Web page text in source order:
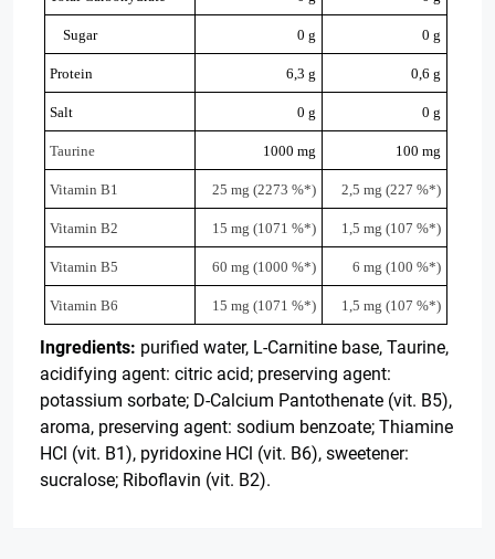
Sugar 0 g 0 g
Protein 6,3 g 0,6 g
Salt 0 g 0 g
Taurine 1000 mg 100 mg
Vitamin B1 25 mg (2273 %*) 2,5 mg (227 %*)
Vitamin B2 15 mg (1071 %*) 1,5 mg (107 %*)
Vitamin B5 60 mg (1000 %*) 6 mg (100 %*)
Vitamin B6 15 mg (1071 %*) 1,5 mg (107 %*)
Ingredients: purified water, L-Carnitine base, Taurine,
acidifying agent: citric acid; preserving agent:
potassium sorbate; D-Calcium Pantothenate (vit. B5),
aroma, preserving agent: sodium benzoate; Thiamine
HCl (vit. B1), pyridoxine HCl (vit. B6), sweetener:
sucralose; Riboflavin (vit. B2).